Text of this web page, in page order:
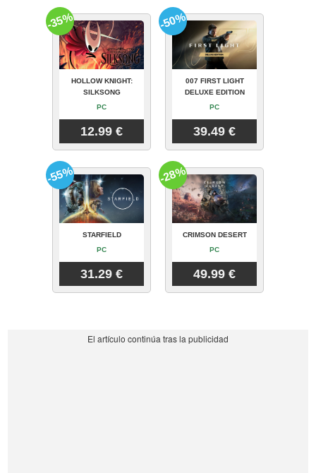
HOLLOW KNIGHT:
SILKSONG
PC
12.99 €
-35%
007 FIRST LIGHT
DELUXE EDITION
PC
39.49 €
-50%
STARFIELD
PC
31.29 €
-55%
CRIMSON DESERT
PC
49.99 €
-28%